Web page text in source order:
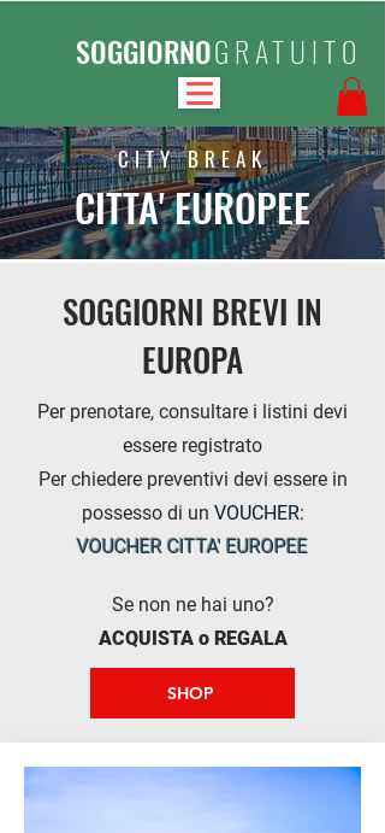
SOGGIORNOGRATUITO
CITY BREAK
CITTA' EUROPEE
SOGGIORNI BREVI IN
EUROPA
Per prenotare, consultare i listini devi
essere registrato
Per chiedere preventivi devi essere in
possesso di un VOUCHER:
VOUCHER CITTA' EUROPEE
Se non ne hai uno?
ACQUISTA o REGALA
SHOP